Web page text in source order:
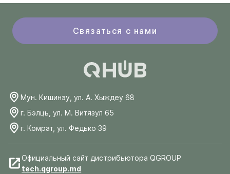
Связаться с нами
Мун. Кишинэу, ул. А. Хыждеу 68
г. Бэлць, ул. М. Витязул 65
г. Комрат, ул. Федько 39
Официальный сайт дистрибьютора QGROUP
tech.qgroup.md